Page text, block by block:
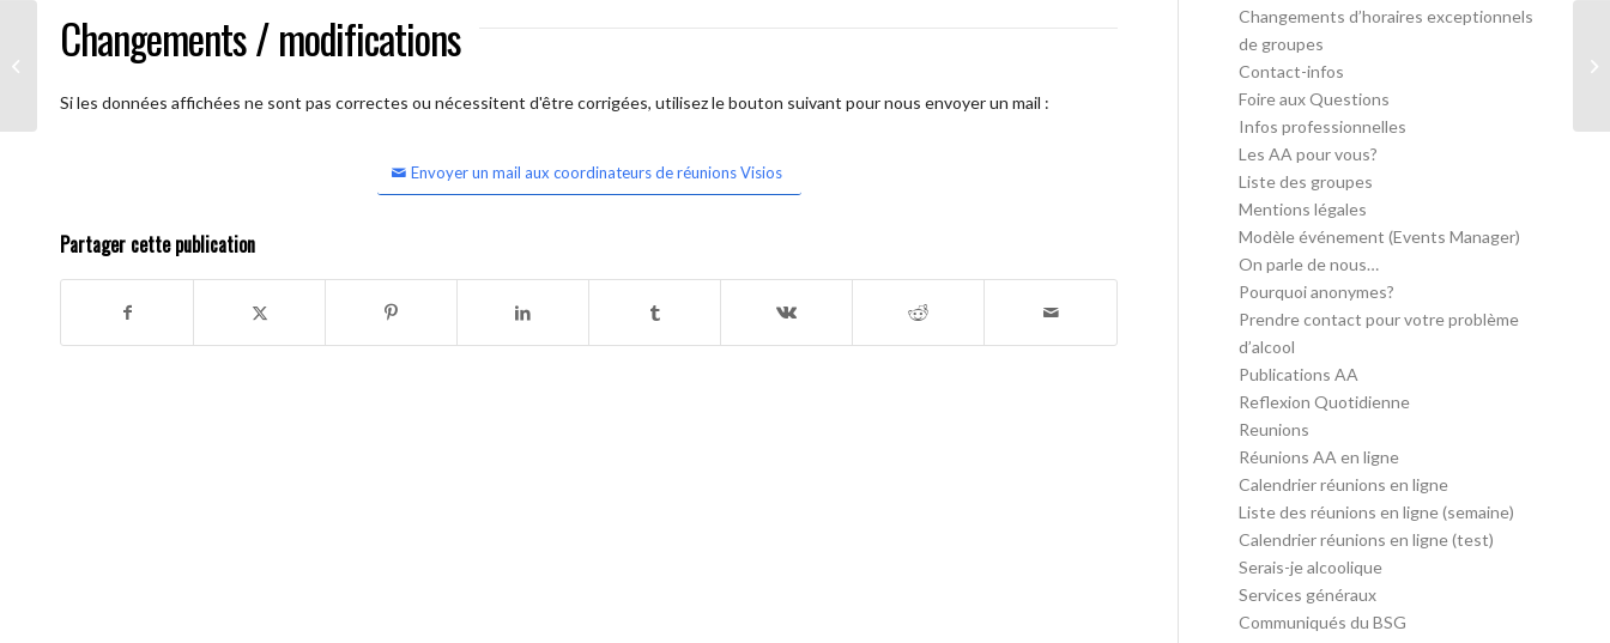
Changements / modifications
Si les données affichées ne sont pas correctes ou nécessitent d'être corrigées, utilisez le bouton suivant pour nous envoyer un mail :
Envoyer un mail aux coordinateurs de réunions Visios
Partager cette publication
Changements d’horaires exceptionnels
de groupes
Contact-infos
Foire aux Questions
Infos professionnelles
Les AA pour vous?
Liste des groupes
Mentions légales
Modèle événement (Events Manager)
On parle de nous…
Pourquoi anonymes?
Prendre contact pour votre problème
d’alcool
Publications AA
Reflexion Quotidienne
Reunions
Réunions AA en ligne
Calendrier réunions en ligne
Liste des réunions en ligne (semaine)
Calendrier réunions en ligne (test)
Serais-je alcoolique
Services généraux
Communiqués du BSG
AA Humilité ( Atelier: “Étapes,